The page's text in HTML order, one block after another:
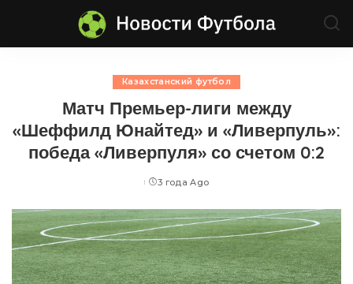
Казахстанский футбол
Матч Премьер-лиги между
«Шеффилд Юнайтед» и «Ливерпуль»:
победа «Ливерпуля» со счетом 0:2
Posted
3 года Ago